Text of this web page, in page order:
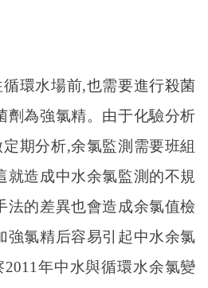
環水場前,也需要進行殺菌
劑為強氯精。由于化驗分析
期分析,余氯監測需要班組
就造成中水余氯監測的不規
法的差異也會造成余氯值檢
強氯精后容易引起中水余氯
年中水與循環水余氯變